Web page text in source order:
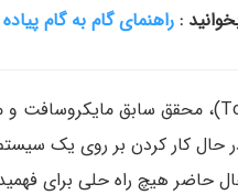
: راهنمای گام به گام
کار کردن بر روی یک سیستم
حاضر هیچ راه حلی برای